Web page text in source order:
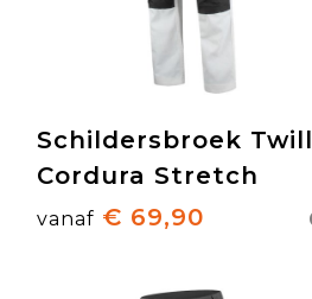
Schildersbroek Twill
Cordura Stretch
vanaf € 69,90